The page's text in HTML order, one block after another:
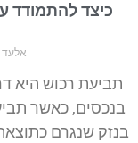
כיצד להתמודד
אלעד
תביעת רכוש היא
בנכסים, כאשר
בנזק שנגרם